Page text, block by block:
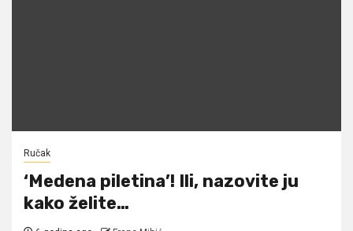
Ručak
‘Medena piletina’! Ili, nazovite ju
kako želite…